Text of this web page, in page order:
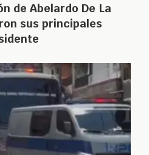
de Abelardo De La
sus principales